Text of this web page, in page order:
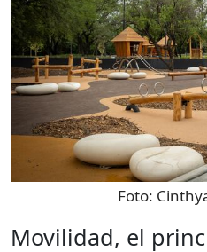
Foto:
Movilidad, el